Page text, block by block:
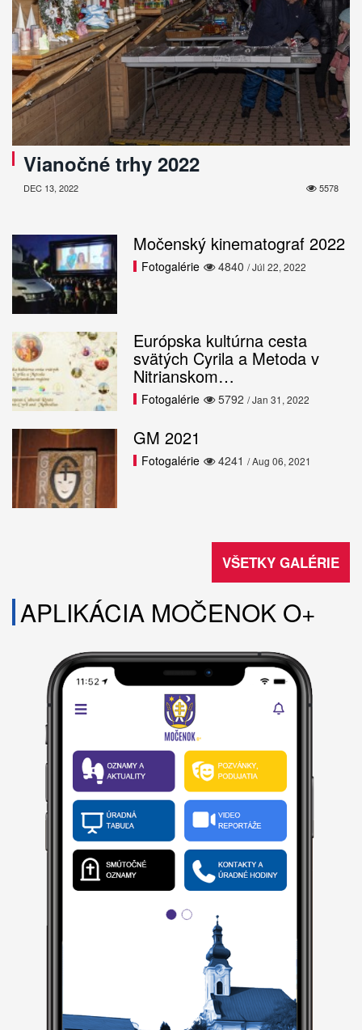
Vianočné trhy 2022
5578
DEC 13, 2022
Močenský kinematograf 2022
4840
Fotogalérie / Júl 22, 2022
Európska kultúrna cesta
svätých Cyrila a Metoda v
Nitrianskom…
5792
Fotogalérie / Jan 31, 2022
GM 2021
4241
Fotogalérie / Aug 06, 2021
VŠETKY GALÉRIE
APLIKÁCIA MOČENOK O+